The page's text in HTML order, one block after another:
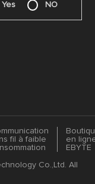
Yes NO
fil à faible
en
EBYTE
Co.,Ltd. All